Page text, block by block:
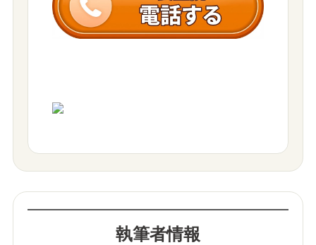
執筆者情報